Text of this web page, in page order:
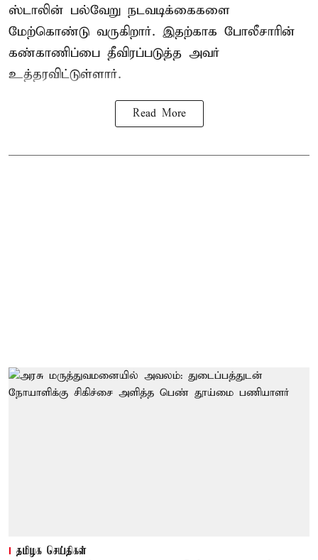
ஸ்டாலின் பல்வேறு நடவடிக்கைகளை
மேற்கொண்டு வருகிறார். இதற்காக போலீசாரின்
கண்காணிப்பை தீவிரப்படுத்த அவர்
உத்தரவிட்டுள்ளார்.
Read More
தமிழக செய்திகள்